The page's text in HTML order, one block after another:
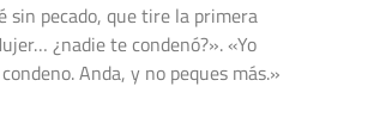
sin pecado, que tire la primera
¿nadie te condenó?». «Yo
Anda, y no peques más.»